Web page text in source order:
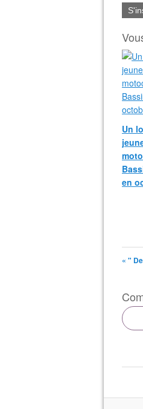
Un
en
« "